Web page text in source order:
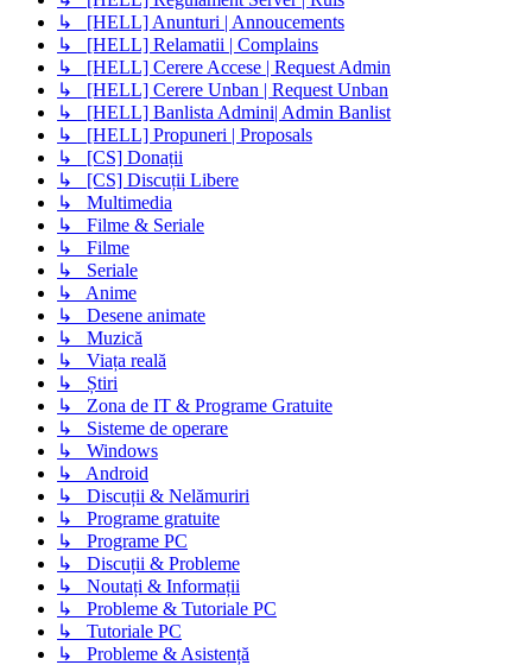
↳ [HELL] Anunturi | Annoucements
↳ [HELL] Relamatii | Complains
↳ [HELL] Cerere Accese | Request Admin
↳ [HELL] Cerere Unban | Request Unban
↳ [HELL] Banlista Admini| Admin Banlist
↳ [HELL] Propuneri | Proposals
↳ [CS] Donații
↳ [CS] Discuții Libere
↳ Multimedia
↳ Filme & Seriale
↳ Filme
↳ Seriale
↳ Anime
↳ Desene animate
↳ Muzică
↳ Viața reală
↳ Știri
↳ Zona de IT & Programe Gratuite
↳ Sisteme de operare
↳ Windows
↳ Android
↳ Discuții & Nelămuriri
↳ Programe gratuite
↳ Programe PC
↳ Discuții & Probleme
↳ Noutați & Informații
↳ Probleme & Tutoriale PC
↳ Tutoriale PC
↳ Probleme & Asistență